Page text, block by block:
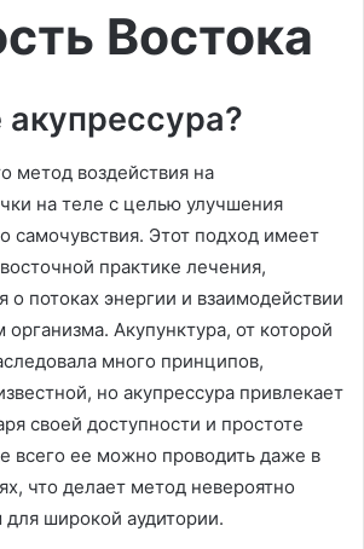
Востока
акупрессура?
метод воздействия на
на теле с целью улучшения
самочувствия. Этот подход имеет
практике лечения,
о потоках энергии и взаимодействии
Акупунктура, от которой
много принципов,
но акупрессура привлекает
своей доступности и простоте
всего ее можно проводить даже в
что делает метод невероятно
широкой аудитории.